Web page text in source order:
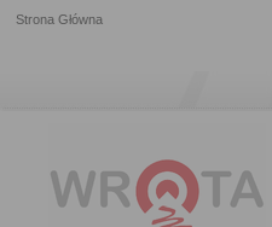
Strona Główna